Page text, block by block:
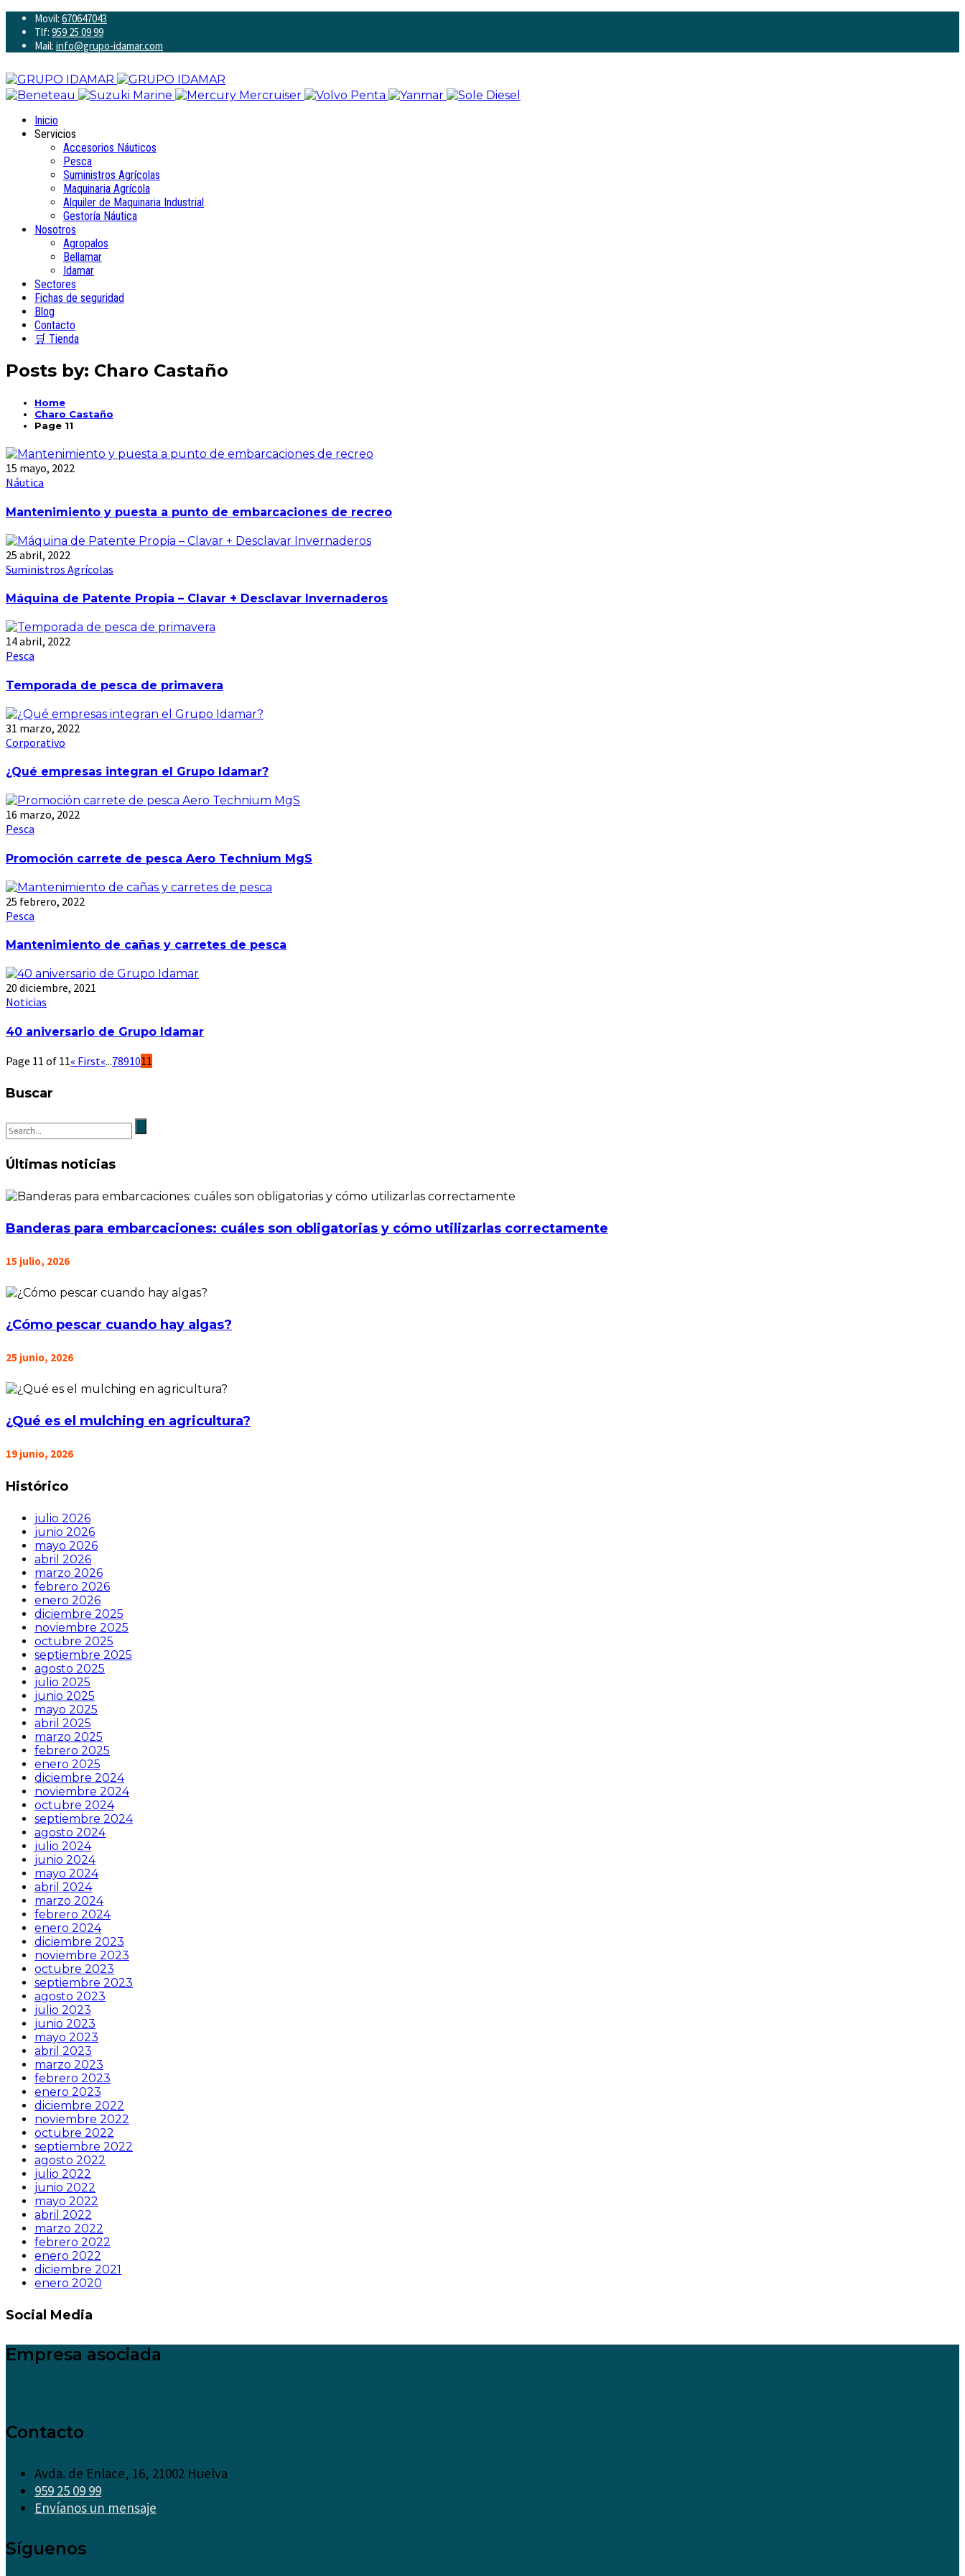
Movil: 670647043
Tlf: 959 25 09 99
Mail: info@grupo-idamar.com
Inicio
Servicios
Accesorios Náuticos
Pesca
Suministros Agrícolas
Maquinaria Agrícola
Alquiler de Maquinaria Industrial
Gestoría Náutica
Nosotros
Agropalos
Bellamar
Idamar
Sectores
Fichas de seguridad
Blog
Contacto
🛒 Tienda
Posts by: Charo Castaño
Home
Charo Castaño
Page 11
15 mayo, 2022
Náutica
Mantenimiento y puesta a punto de embarcaciones de recreo
25 abril, 2022
Suministros Agrícolas
Máquina de Patente Propia – Clavar + Desclavar Invernaderos
14 abril, 2022
Pesca
Temporada de pesca de primavera
31 marzo, 2022
Corporativo
¿Qué empresas integran el Grupo Idamar?
16 marzo, 2022
Pesca
Promoción carrete de pesca Aero Technium MgS
25 febrero, 2022
Pesca
Mantenimiento de cañas y carretes de pesca
20 diciembre, 2021
Noticias
40 aniversario de Grupo Idamar
Page 11 of 11« First«...7891011
Buscar
Últimas noticias
Banderas para embarcaciones: cuáles son obligatorias y cómo utilizarlas correctamente
15 julio, 2026
¿Cómo pescar cuando hay algas?
25 junio, 2026
¿Qué es el mulching en agricultura?
19 junio, 2026
Histórico
julio 2026
junio 2026
mayo 2026
abril 2026
marzo 2026
febrero 2026
enero 2026
diciembre 2025
noviembre 2025
octubre 2025
septiembre 2025
agosto 2025
julio 2025
junio 2025
mayo 2025
abril 2025
marzo 2025
febrero 2025
enero 2025
diciembre 2024
noviembre 2024
octubre 2024
septiembre 2024
agosto 2024
julio 2024
junio 2024
mayo 2024
abril 2024
marzo 2024
febrero 2024
enero 2024
diciembre 2023
noviembre 2023
octubre 2023
septiembre 2023
agosto 2023
julio 2023
junio 2023
mayo 2023
abril 2023
marzo 2023
febrero 2023
enero 2023
diciembre 2022
noviembre 2022
octubre 2022
septiembre 2022
agosto 2022
julio 2022
junio 2022
mayo 2022
abril 2022
marzo 2022
febrero 2022
enero 2022
diciembre 2021
enero 2020
Social Media
Empresa asociada
Contacto
Avda. de Enlace, 16, 21002 Huelva
959 25 09 99
Envíanos un mensaje
Síguenos